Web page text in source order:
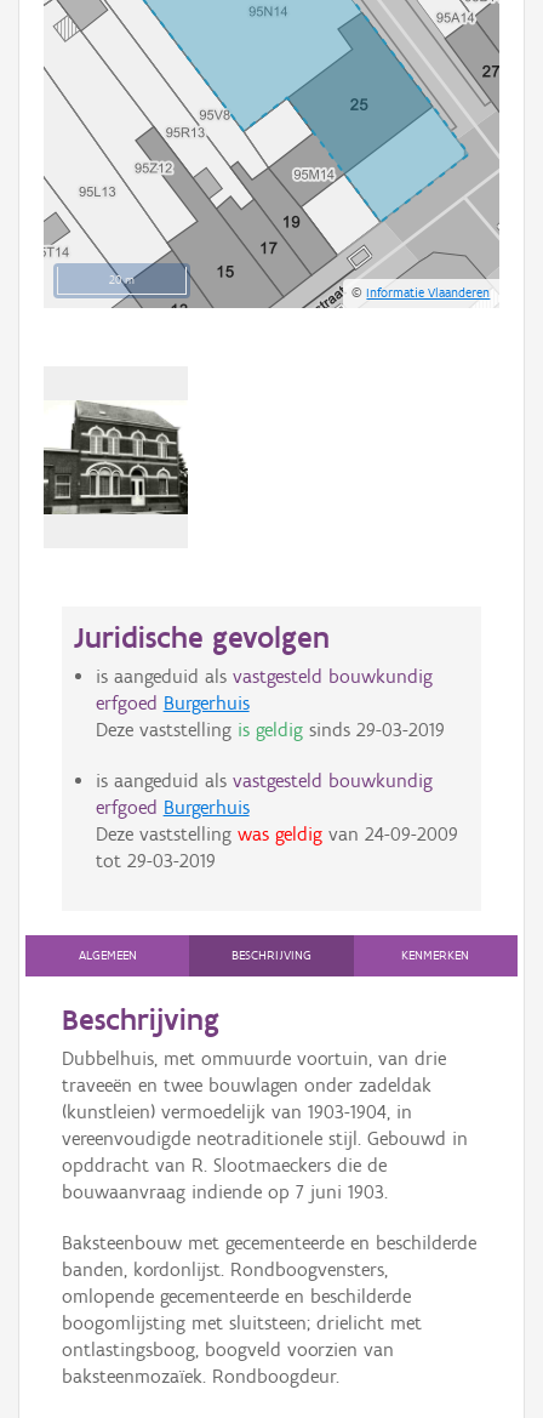
20 m
©Informatie Vlaanderen
Juridische gevolgen
is aangeduid als vastgesteld bouwkundig
erfgoed Burgerhuis
Deze vaststelling is geldigsinds 29-03-2019
is aangeduid als vastgesteld bouwkundig
erfgoed Burgerhuis
Deze vaststelling was geldigvan 24-09-2009
tot 29-03-2019
ALGEMEEN BESCHRIJVING KENMERKEN
Beschrijving
Dubbelhuis, met ommuurde voortuin, van drie
traveeën en twee bouwlagen onder zadeldak
(kunstleien) vermoedelijk van 1903-1904, in
vereenvoudigde neotraditionele stijl. Gebouwd in
opddracht van R. Slootmaeckers die de
bouwaanvraag indiende op 7 juni 1903.
Baksteenbouw met gecementeerde en beschilderde
banden, kordonlijst. Rondboogvensters,
omlopende gecementeerde en beschilderde
boogomlijsting met sluitsteen; drielicht met
ontlastingsboog, boogveld voorzien van
baksteenmozaïek. Rondboogdeur.